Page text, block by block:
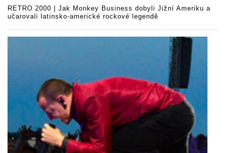
RETRO 2000 | Jak Monkey Business dobyli Jižní Ameriku a
učarovali latinsko-americké rockové legendě